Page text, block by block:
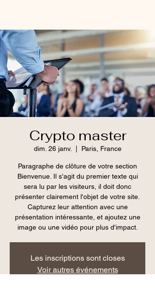
Crypto master
dim. 26 janv. Paris, France
Paragraphe de clôture de votre section
Bienvenue. Il s'agit du premier texte qui
sera lu par les visiteurs, il doit donc
présenter clairement l'objet de votre site.
Capturez leur attention avec une
présentation intéressante, et ajoutez une
image ou une vidéo pour plus d'impact.
Les inscriptions sont closes
Voir autres événements